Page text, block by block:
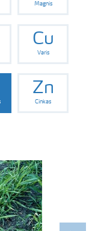
Magnis
Cu
Varis
Zn
Cinkas